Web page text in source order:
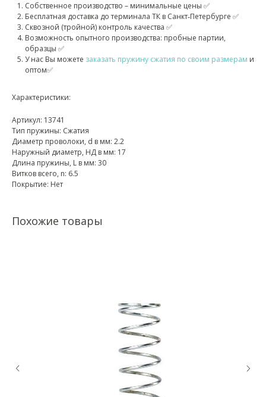
Собственное производство – минимальные цены ✅
Бесплатная доставка до терминала ТК в Санкт‑Петербурге ✅
Сквозной (тройной) контроль качества ✅
Возможность опытного производства: пробные партии,
образцы ✅
У нас Вы можете заказать пружину сжатия по своим размерам и
оптом✅
Характеристики:
Артикул: 13741
Тип пружины: Сжатия
Диаметр проволоки, d в мм: 2.2
Наружный диаметр, НД в мм: 17
Длина пружины, L в мм: 30
Витков всего, n: 6.5
Покрытие: Нет
Похожие товары